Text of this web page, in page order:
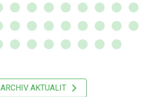
ARCHIV AKTUALIT